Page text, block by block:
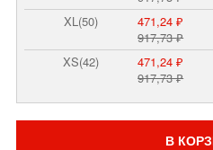
XL(50)
917,73 ₽
471,24 ₽
XS(42)
917,73 ₽
471,24 ₽
В